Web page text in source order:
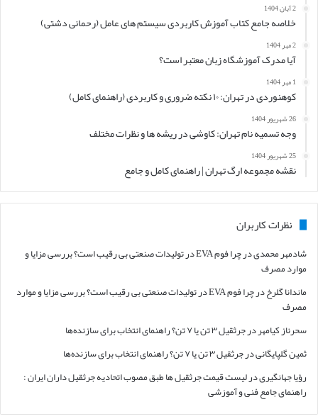
2 آبان 1404
خلاصه جامع کتاب آموزش کاربردی سیستم های عامل (رحمانی دشتی)
2 مهر 1404
آیا مدرک آموزشگاه زبان معتبر است؟
1 مهر 1404
کوهنوردی در تهران: ۱۰ نکته ضروری و کاربردی (راهنمای کامل)
26 شهریور 1404
وجه تسمیه نام تهران: کاوشی در ریشه ها و نظرات مختلف
25 شهریور 1404
نقشه مجموعه ارگ تهران | راهنمای کامل و جامع
نظرات کاربران
شادمهر محمدیدر
چرا فوم EVA در تولیدات صنعتی بی رقیب است؟ بررسی مزایا و
موارد مصرف
ماندانا گلرخدر
چرا فوم EVA در تولیدات صنعتی بی رقیب است؟ بررسی مزایا و موارد
مصرف
سحرناز کیامهردرجرثقیل ۳ تن یا ۷ تن؟ راهنمای انتخاب برای سازنده‌ها
ثمین گلپایگانیدرجرثقیل ۳ تن یا ۷ تن؟ راهنمای انتخاب برای سازنده‌ها
رؤیا جهانگیریدرلیست قیمت جرثقیل ها طبق مصوب اتحادیه جرثقیل داران ایران :
راهنمای جامع فنی و آموزشی